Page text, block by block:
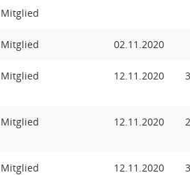
Mitglied
Mitglied 02.11.2020
Mitglied 12.11.2020
Mitglied 12.11.2020
Mitglied 12.11.2020